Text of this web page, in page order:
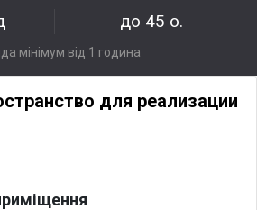
до 45 о.
мінімум від 1 година
для реализации